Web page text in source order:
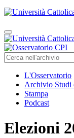
L'Osservatorio
Archivio Studi
Stampa
Podcast
Elezioni